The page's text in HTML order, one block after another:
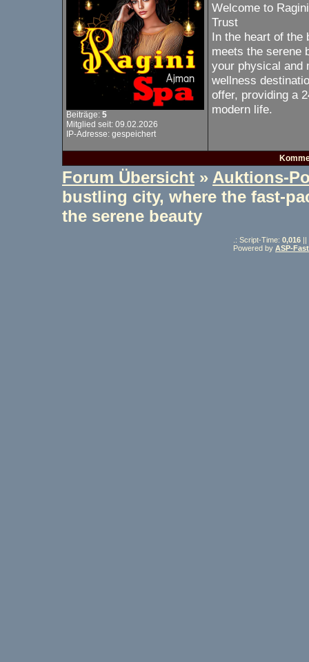
Beiträge: 5
Mitglied seit: 09.02.2026
IP-Adresse: gespeichert
Welcome to
Trust
In the heart of the
meets the serene
your physical and
wellness
offer, providing a
modern life.
Forum Übersicht » Auktions-
bustling city, where the fast-
the serene beauty
.: Script-Time: 0,016 ||
Powered by ASP-